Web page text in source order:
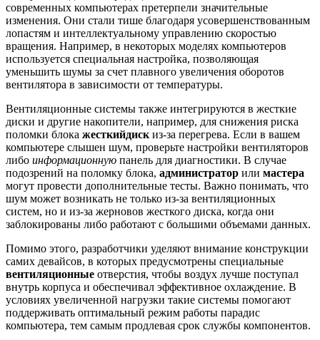
современных компьютерах претерпели значительные
изменения. Они стали тише благодаря усовершенствованным
лопастям и интеллектуальному управлению скоростью
вращения. Например, в некоторых моделях компьютеров
используется специальная настройка, позволяющая
уменьшить шумы за счет плавного увеличения оборотов
вентилятора в зависимости от температуры.
Вентиляционные системы также интегрируются в жесткие
диски и другие накопители, например, для снижения риска
поломки блока жесткийдиск из-за перегрева. Если в вашем
компьютере слышен шум, проверьте настройки вентиляторов
либо информационную панель для диагностики. В случае
подозрений на поломку блока, администратор или мастера
могут провести дополнительные тесты. Важно понимать, что
шум может возникать не только из-за вентиляционных
систем, но и из-за жерновов жесткого диска, когда они
заблокированы либо работают с большими объемами данных.
Помимо этого, разработчики уделяют внимание конструкции
самих девайсов, в которых предусмотрены специальные
вентиляционные отверстия, чтобы воздух лучше поступал
внутрь корпуса и обеспечивал эффективное охлаждение. В
условиях увеличенной нагрузки такие системы помогают
поддерживать оптимальный режим работы парадиc
компьютера, тем самым продлевая срок службы компонентов.